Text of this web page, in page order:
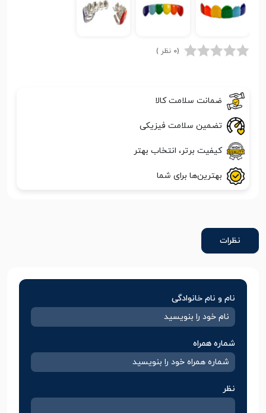
(0 نظر )
ضمانت سلامت کالا
تضمین سلامت فیزیکی
کیفیت برتر، انتخاب بهتر
بهترین‌ها برای شما
نظرات
نام و نام خانوادگی
شماره همراه
نظر